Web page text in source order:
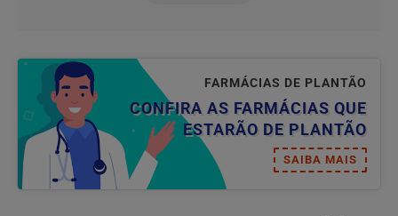
FARMÁCIAS DE PLANTÃO
CONFIRA AS FARMÁCIAS QUE
ESTARÃO DE PLANTÃO
SAIBA MAIS